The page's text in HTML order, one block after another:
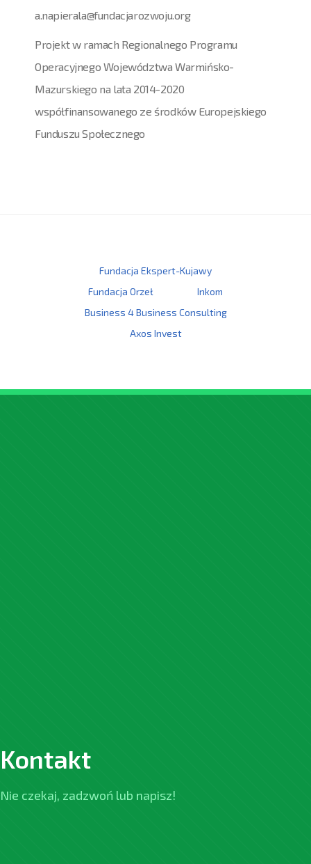
a.napierala@fundacjarozwoju.org
Projekt w ramach Regionalnego Programu
Operacyjnego Województwa Warmińsko-
Mazurskiego na lata 2014-2020
współfinansowanego ze środków Europejskiego
Funduszu Społecznego
Fundacja Ekspert-Kujawy
Fundacja Orzeł
Inkom
Business 4 Business Consulting
Axos Invest
Kontakt
Nie czekaj, zadzwoń lub napisz!